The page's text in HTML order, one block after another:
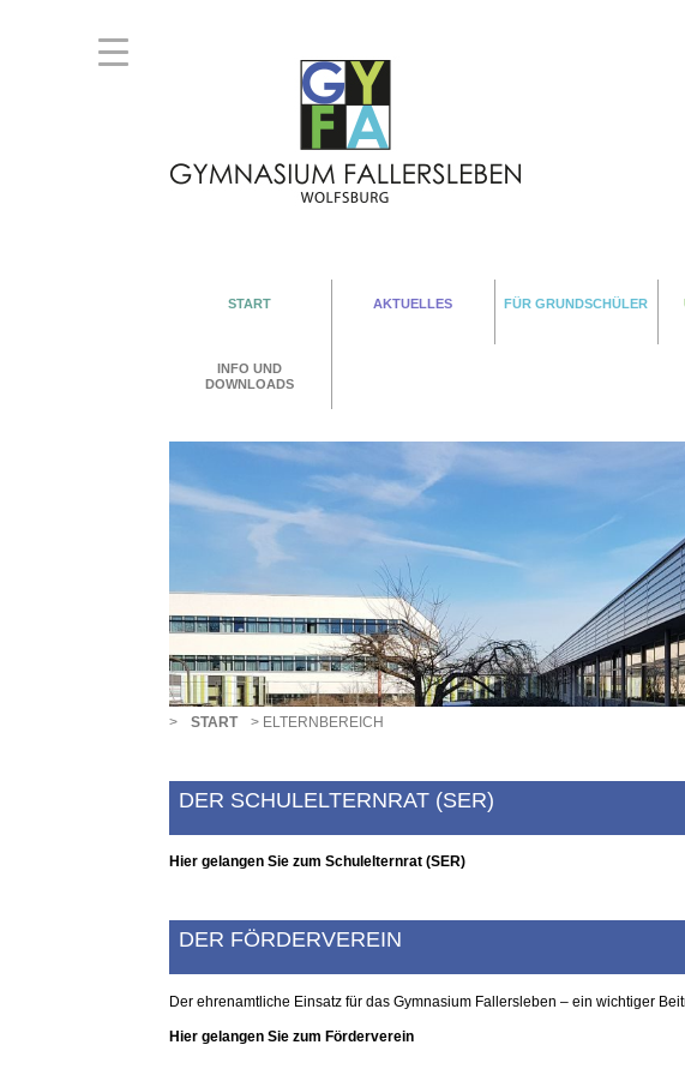
START AKTUELLES FÜR GRUNDSCHÜLER
INFO UND
DOWNLOADS
> START > ELTERNBEREICH
DER SCHULELTERNRAT (SER)
Hier gelangen Sie zum Schulelternrat (SER)
DER FÖRDERVEREIN
Der ehrenamtliche Einsatz für das Gymnasium Fallersleben – ein wichtiger
Hier gelangen Sie zum Förderverein